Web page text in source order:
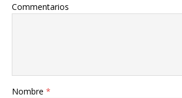
Commentarios
Nombre *